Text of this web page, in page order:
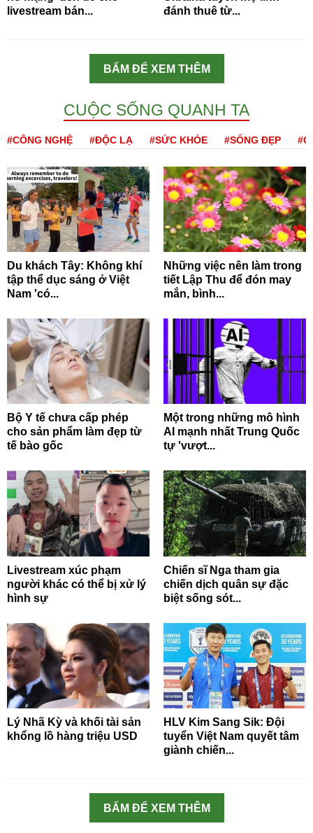
livestream bán...
đánh thuê từ...
BẤM ĐỂ XEM THÊM
CUỘC SỐNG QUANH TA
#CÔNG NGHỆ #ĐỘC LẠ #SỨC KHỎE #SỐNG ĐẸP
Du khách Tây: Không khí
tập thể dục sáng ở Việt
Nam 'có...
Những việc nên làm trong
tiết Lập Thu để đón may
mắn, bình...
Bộ Y tế chưa cấp phép
cho sản phẩm làm đẹp từ
tế bào gốc
Một trong những mô hình
AI mạnh nhất Trung Quốc
tự 'vượt...
Livestream xúc phạm
người khác có thể bị xử lý
hình sự
Chiến sĩ Nga tham gia
chiến dịch quân sự đặc
biệt sống sót...
Lý Nhã Kỳ và khối tài sản
khổng lồ hàng triệu USD
HLV Kim Sang Sik: Đội
tuyển Việt Nam quyết tâm
giành chiến...
BẤM ĐỂ XEM THÊM